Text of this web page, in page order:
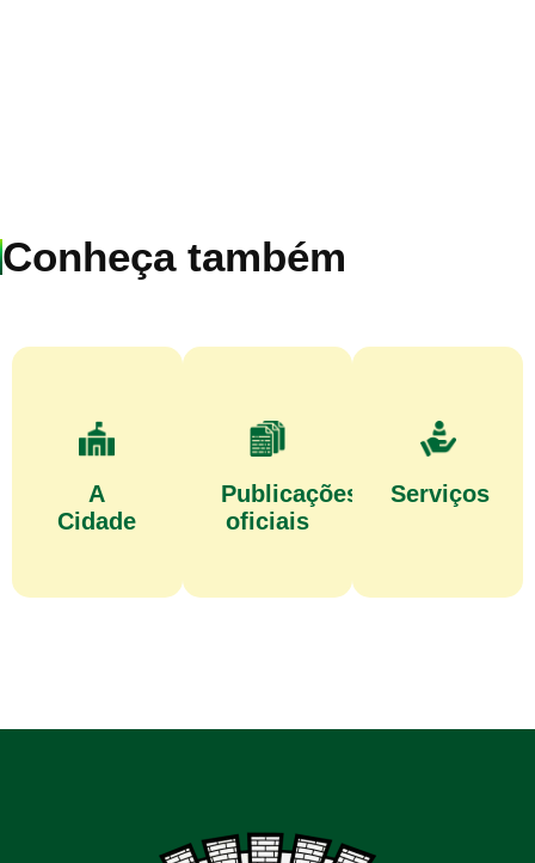
Conheça também
A
Cidade
Publicações
oficiais
Serviços